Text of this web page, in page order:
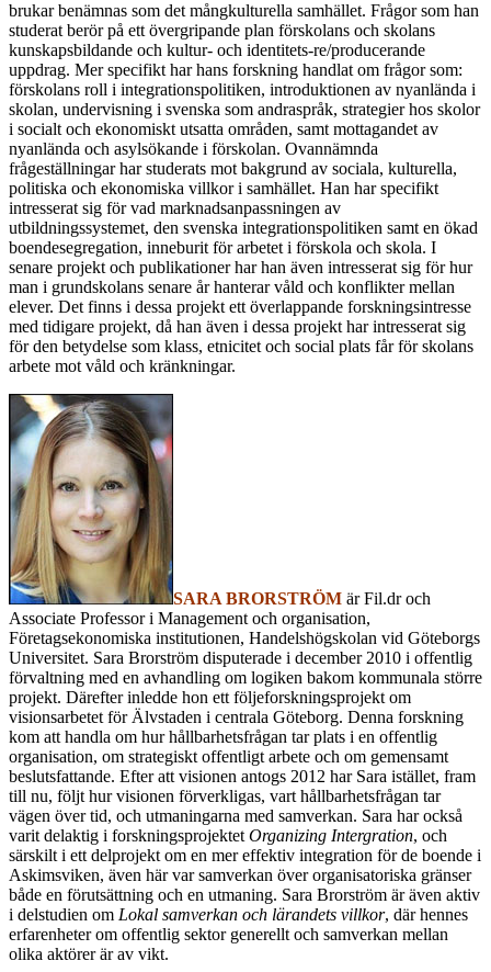
brukar benämnas som det mångkulturella samhället. Frågor som han
studerat berör på ett övergripande plan förskolans och skolans
kunskapsbildande och kultur- och identitets-re/producerande
uppdrag. Mer specifikt har hans forskning handlat om frågor som:
förskolans roll i integrationspolitiken, introduktionen av nyanlända i
skolan, undervisning i svenska som andraspråk, strategier hos skolor
i socialt och ekonomiskt utsatta områden, samt mottagandet av
nyanlända och asylsökande i förskolan. Ovannämnda
frågeställningar har studerats mot bakgrund av sociala, kulturella,
politiska och ekonomiska villkor i samhället. Han har specifikt
intresserat sig för vad marknadsanpassningen av
utbildningssystemet, den svenska integrationspolitiken samt en ökad
boendesegregation, inneburit för arbetet i förskola och skola. I
senare projekt och publikationer har han även intresserat sig för hur
man i grundskolans senare år hanterar våld och konflikter mellan
elever. Det finns i dessa projekt ett överlappande forskningsintresse
med tidigare projekt, då han även i dessa projekt har intresserat sig
för den betydelse som klass, etnicitet och social plats får för skolans
arbete mot våld och kränkningar.
SARA BRORSTRÖM är Fil.dr och
Associate Professor i Management och organisation,
Företagsekonomiska institutionen, Handelshögskolan vid Göteborgs
Universitet. Sara Brorström disputerade i december 2010 i offentlig
förvaltning med en avhandling om logiken bakom kommunala större
projekt. Därefter inledde hon ett följeforskningsprojekt om
visionsarbetet för Älvstaden i centrala Göteborg. Denna forskning
kom att handla om hur hållbarhetsfrågan tar plats i en offentlig
organisation, om strategiskt offentligt arbete och om gemensamt
beslutsfattande. Efter att visionen antogs 2012 har Sara istället, fram
till nu, följt hur visionen förverkligas, vart hållbarhetsfrågan tar
vägen över tid, och utmaningarna med samverkan. Sara har också
varit delaktig i forskningsprojektet Organizing Intergration , och
särskilt i ett delprojekt om en mer effektiv integration för de boende i
Askimsviken, även här var samverkan över organisatoriska gränser
både en förutsättning och en utmaning. Sara Brorström är även aktiv
i delstudien om Lokal samverkan och lärandets villkor, där hennes
erfarenheter om offentlig sektor generellt och samverkan mellan
olika aktörer är av vikt.